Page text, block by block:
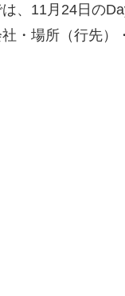
、11月24日の
・場所（行先）